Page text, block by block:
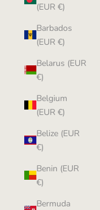
(EUR €)
Barbados
(EUR €)
Belarus (EUR
€)
Belgium
(EUR €)
Belize (EUR
€)
Benin (EUR
€)
Bermuda